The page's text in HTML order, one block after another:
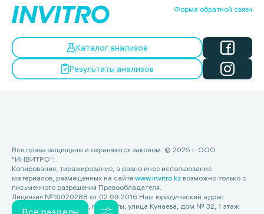
Все разделы
Форма обратной связи
Каталог анализов
Результаты анализов
Все права защищены и охраняются законом. © 2025 г. ООО
"ИНВИТРО".
Копирование, тиражирование, а равно иное использование
материалов, размещенных на сайте www.invitro.kz возможно только с
письменного разрешения Правообладателя.
Лицензия №16020288 от 02.09.2016 Наш юридический адрес:
Республика Казахстан, г. Алматы, улица Кунаева, дом № 32, 1 этаж